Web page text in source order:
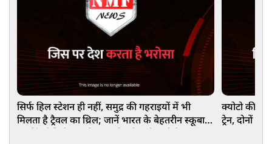
सिर्फ हिल स्टेशन ही नहीं, समुद्र की गहराइयों में भी
मिलता है ट्रैवल का थ्रिल; जानें भारत के बेहतरीन स्कूबा
क्योटो की
ट्रेन, दोनों